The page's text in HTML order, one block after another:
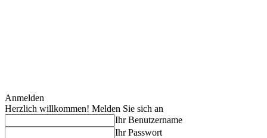
Anmelden
Herzlich willkommen! Melden Sie sich an
Ihr Benutzername
Ihr Passwort